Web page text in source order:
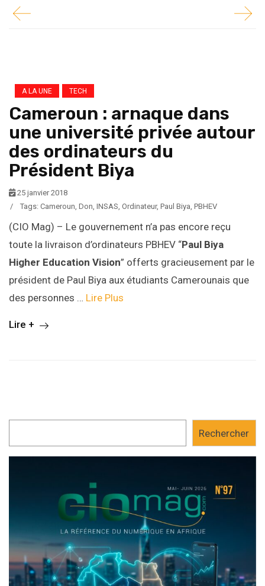
A LA UNE TECH
Cameroun : arnaque dans
une université privée autour
des ordinateurs du
Président Biya
25 janvier 2018
/
Tags: Cameroun, Don, INSAS, Ordinateur, Paul Biya, PBHEV
(CIO Mag) – Le gouvernement n’a pas encore reçu
toute la livraison d’ordinateurs PBHEV “Paul Biya
Higher Education Vision” offerts gracieusement par le
président de Paul Biya aux étudiants Camerounais que
des personnes … Lire Plus
Lire +
Rechercher